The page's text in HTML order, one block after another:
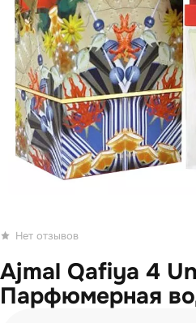
Нет отзывов
Ajmal Qafiya 4
Парфюмерная